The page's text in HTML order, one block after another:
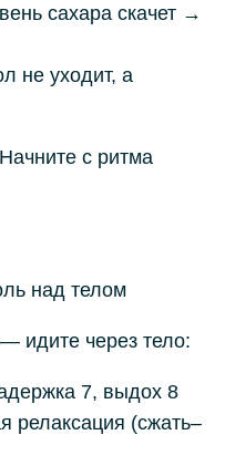
сахара скачет →
не уходит, а
с ритма
над телом
идите через тело:
7, выдох 8
релаксация (сжать–